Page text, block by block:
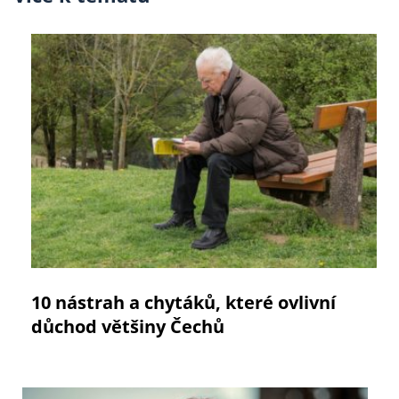
10 nástrah a chytáků, které ovlivní
důchod většiny Čechů